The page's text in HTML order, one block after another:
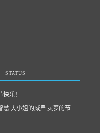
STATUS
乐！
大小姐的威严 灵梦的节